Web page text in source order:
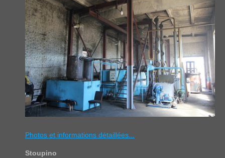
Photos et informations détaillées...
Stoupino